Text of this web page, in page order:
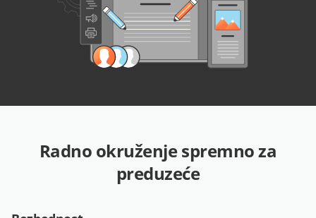
Radno okruženje spremno za
preduzeće